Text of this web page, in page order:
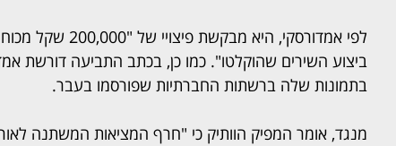
לפי אמדורסקי,
בתמונות שלה ברשתות החברתיות שפורסמו בעבר.
מנגד, אומר המפיק הוותיק כי "חרף המציאות המשתנה